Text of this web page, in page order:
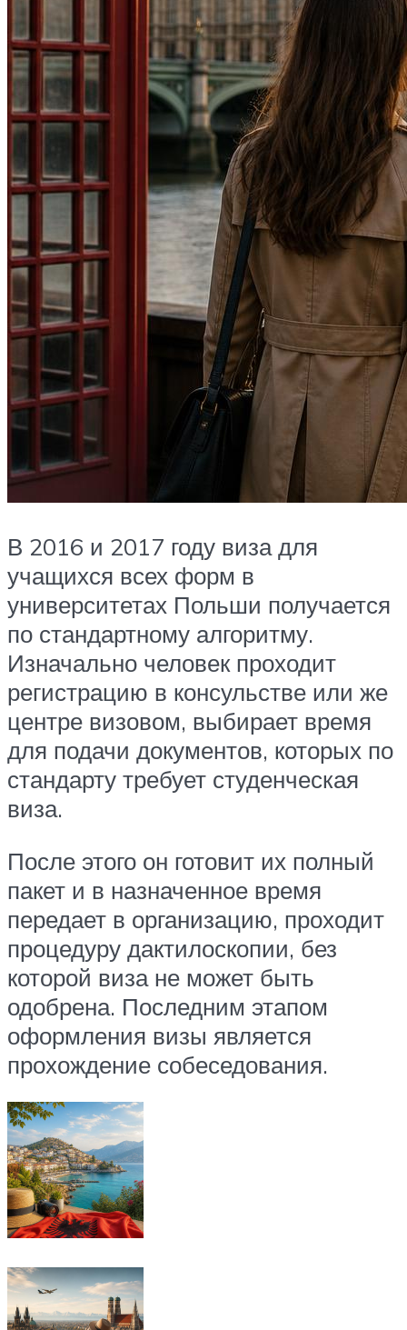
В 2016 и 2017 году виза для
учащихся всех форм в
университетах Польши получается
по стандартному алгоритму.
Изначально человек проходит
регистрацию в консульстве или же
центре визовом, выбирает время
для подачи документов, которых по
стандарту требует студенческая
виза.
После этого он готовит их полный
пакет и в назначенное время
передает в организацию, проходит
процедуру дактилоскопии, без
которой виза не может быть
одобрена. Последним этапом
оформления визы является
прохождение собеседования.